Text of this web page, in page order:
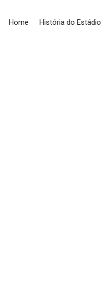
Home História do Estádio